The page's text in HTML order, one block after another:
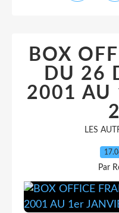
BOX
DU 26
2001 AU
LES
Par